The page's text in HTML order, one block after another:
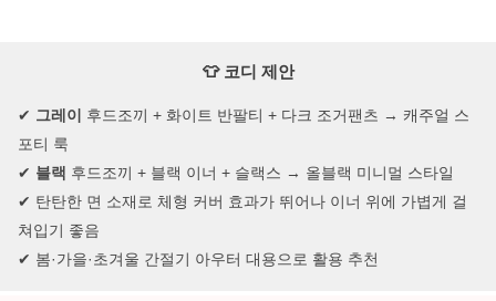
👕 코디 제안
✔ 그레이 후드조끼 + 화이트 반팔티 + 다크 조거팬츠 → 캐주얼 스
포티 룩
✔ 블랙 후드조끼 + 블랙 이너 + 슬랙스 → 올블랙 미니멀 스타일
✔ 탄탄한 면 소재로 체형 커버 효과가 뛰어나 이너 위에 가볍게 걸
쳐입기 좋음
✔ 봄·가을·초겨울 간절기 아우터 대용으로 활용 추천